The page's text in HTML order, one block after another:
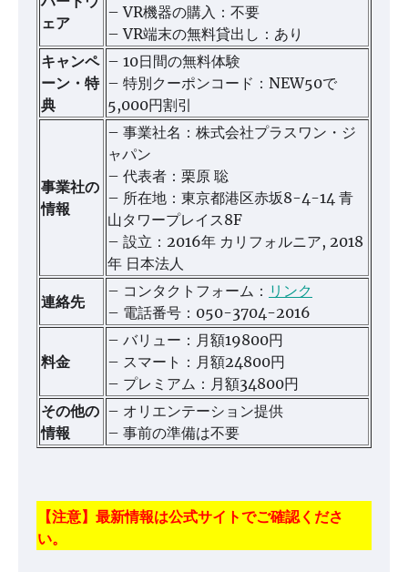
ェア
– VR機器の購入：不要
– VR端末の無料貸出し：あり
キャンペ
ーン・特
典
– 10日間の無料体験
– 特別クーポンコード：NEW50で
5,000円割引
事業社の
情報
– 事業社名：株式会社プラスワン・ジ
ャパン
– 代表者：栗原 聡
– 所在地：東京都港区赤坂8-4-14 青
山タワープレイス8F
– 設立：2016年 カリフォルニア, 2018
年 日本法人
連絡先
– コンタクトフォーム： リンク
– 電話番号：050-3704-2016
料金
– バリュー：月額19800円
– スマート：月額24800円
– プレミアム：月額34800円
その他の
情報
– オリエンテーション提供
– 事前の準備は不要
【注意】最新情報は公式サイトでご確認くださ
い。